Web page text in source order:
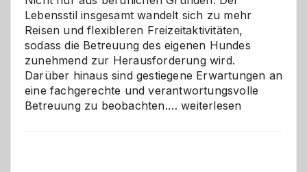
Lebensstil insgesamt wandelt sich zu mehr
Reisen und flexibleren Freizeitaktivitäten,
sodass die Betreuung des eigenen Hundes
zunehmend zur Herausforderung wird.
Darüber hinaus sind gestiegene Erwartungen an
eine fachgerechte und verantwortungsvolle
Betreuung zu beobachten.…Betreuung
weiterlesen